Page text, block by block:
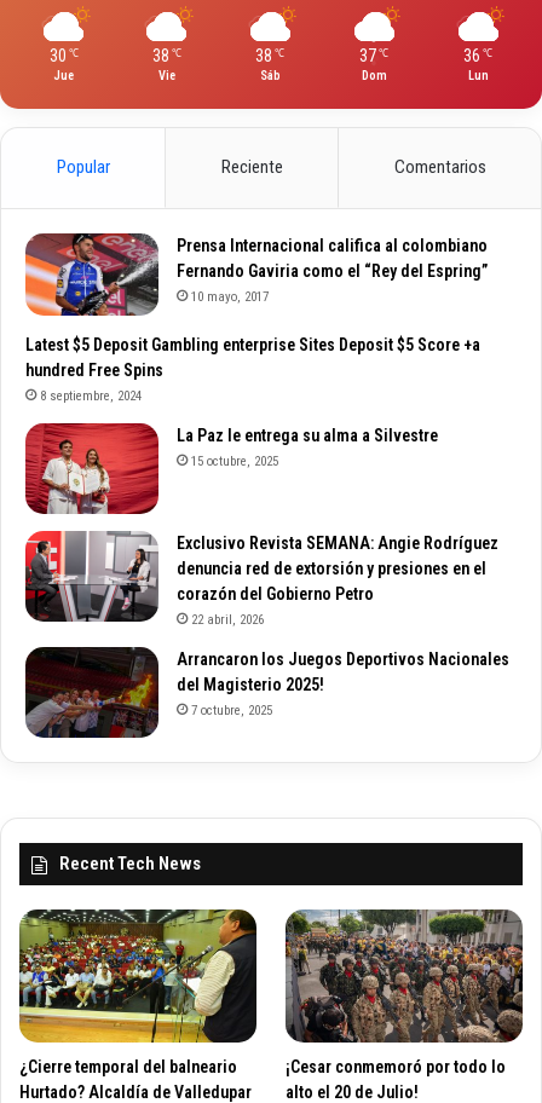
30 ℃
Jue
38 ℃
Vie
38 ℃
Sáb
37 ℃
Dom
36 ℃
Lun
Popular Reciente Comentarios
Prensa Internacional califica al colombiano
Fernando Gaviria como el “Rey del Espring”
10 mayo, 2017
Latest $5 Deposit Gambling enterprise Sites Deposit $5 Score +a
hundred Free Spins
8 septiembre, 2024
La Paz le entrega su alma a Silvestre
15 octubre, 2025
Exclusivo Revista SEMANA: Angie Rodríguez
denuncia red de extorsión y presiones en el
corazón del Gobierno Petro
22 abril, 2026
Arrancaron los Juegos Deportivos Nacionales
del Magisterio 2025!
7 octubre, 2025
Recent Tech News
¿Cierre temporal del balneario
Hurtado? Alcaldía de Valledupar
¡Cesar conmemoró por todo lo
alto el 20 de Julio!